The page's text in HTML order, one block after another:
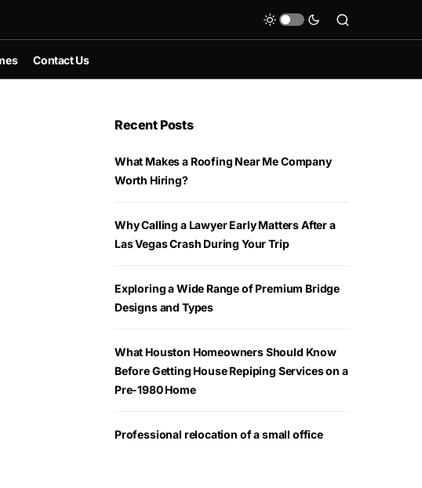
Contact Us
Recent Posts
What Makes a Roofing Near Me Company
Worth Hiring?
Why Calling a Lawyer Early Matters After a
Las Vegas Crash During Your Trip
Exploring a Wide Range of Premium Bridge
Designs and Types
What Houston Homeowners Should Know
Before Getting House Repiping Services on a
Pre-1980 Home
Professional relocation of a small office